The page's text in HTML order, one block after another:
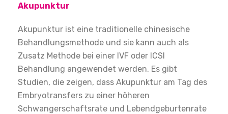
Akupunktur
Akupunktur ist eine traditionelle chinesische
Behandlungsmethode und sie kann auch als
Zusatz Methode bei einer IVF oder ICSI
Behandlung angewendet werden. Es gibt
Studien, die zeigen, dass Akupunktur am Tag des
Embryotransfers zu einer höheren
Schwangerschaftsrate und Lebendgeburtenrate